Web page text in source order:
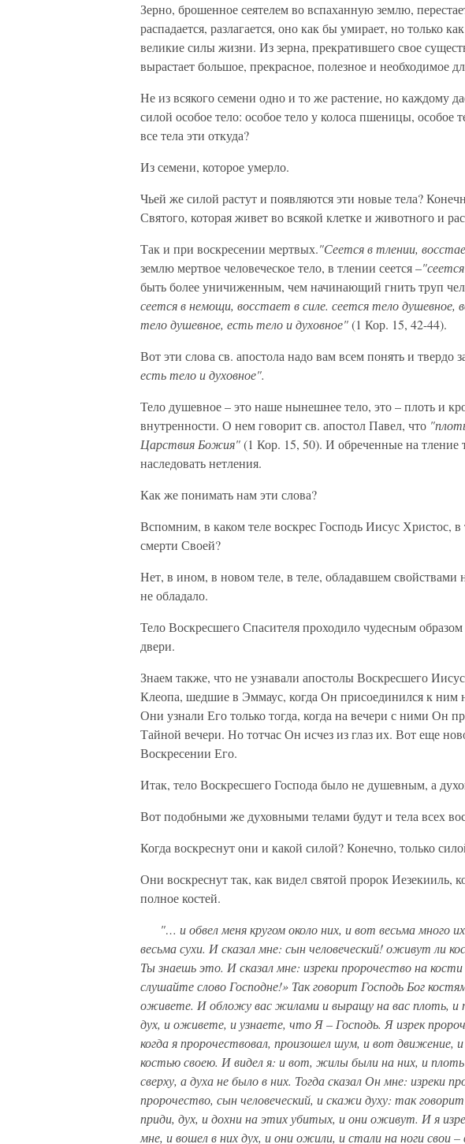
Зерно, брошенное сеятелем во вспаханную землю,
распадается, разлагается, оно как бы умирает, но только
великие силы жизни. Из зерна, прекратившего свое
вырастает большое, прекрасное, полезное и необходимое
Не из всякого семени одно и то же растение, но каждому
силой особое тело: особое тело у колоса пшеницы, особое
все тела эти откуда?
Из семени, которое умерло.
Чьей же силой растут и появляются эти новые тела?
Святого, которая живет во всякой клетке и животного и
Так и при воскресении мертвых."Сеется в тлении,
землю мертвое человеческое тело, в тлении сеется –
быть более уничиженным, чем начинающий гнить труп
сеется в немощи, восстает в силе. сеется тело душевное,
тело душевное, есть тело и духовное"(1 Кор. 15, 42-44).
Вот эти слова св. апостола надо вам всем понять и твердо
есть тело и духовное".
Тело душевное – это наше нынешнее тело, это – плоть и
внутренности. О нем говорит св. апостол Павел, что
Царствия Божия"(1 Кор. 15, 50). И обреченные на тление
наследовать нетления.
Как же понимать нам эти слова?
Вспомним, в каком теле воскрес Господь Иисус Христос,
смерти Своей?
Нет, в ином, в новом теле, в теле, обладавшем
не обладало.
Тело Воскресшего Спасителя проходило чудесным
двери.
Знаем также, что не узнавали апостолы Воскресшего
Клеопа, шедшие в Эммаус, когда Он присоединился к ним
Они узнали Его только тогда, когда на вечери с ними Он
Тайной вечери. Но тотчас Он исчез из глаз их. Вот еще
Воскресении Его.
Итак, тело Воскресшего Господа было не душевным, а
Вот подобными же духовными телами будут и тела всех
Когда воскреснут они и какой силой? Конечно, только
Они воскреснут так, как видел святой пророк Иезекииль,
полное костей.
"… и обвел меня кругом около них, и вот весьма много
весьма сухи. И сказал мне: сын человеческий! оживут ли
Ты знаешь это. И сказал мне: изреки пророчество на
слушайте слово Господне!» Так говорит Господь Бог
оживете. И обложу вас жилами и выращу на вас плоть, и
дух, и оживете, и узнаете, что Я – Господь. Я изрек
когда я пророчествовал, произошел шум, и вот движение,
костью своею. И видел я: и вот, жилы были на них, и
сверху, а духа не было в них. Тогда сказал Он мне: изреки
пророчество, сын человеческий, и скажи духу: так
приди, дух, и дохни на этих убитых, и они оживут. И я
мне, и вошел в них дух, и они ожили, и стали на ноги свои –